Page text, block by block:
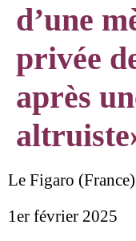
d’une
privée
après
Le Figaro (France)
1er février 2025